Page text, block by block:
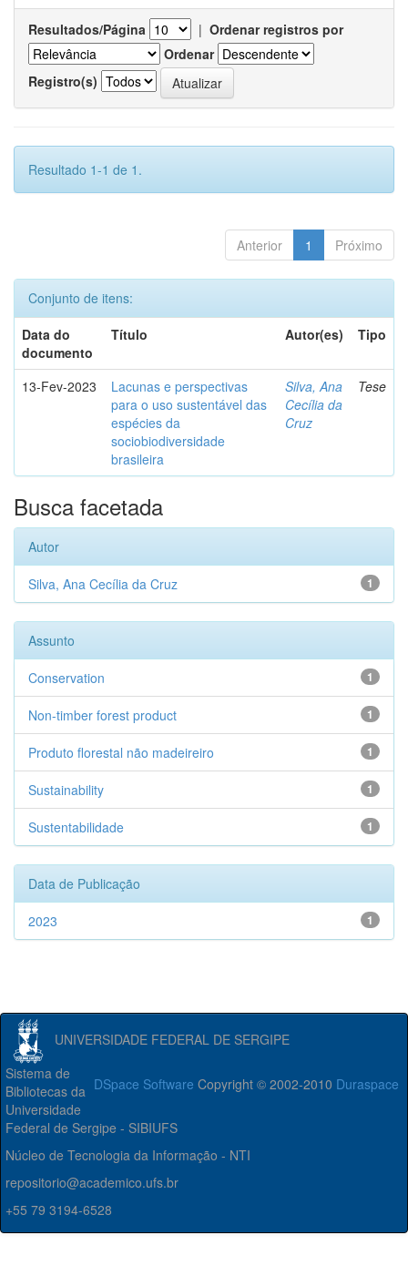
Resultados/Página | Ordenar registros por
Ordenar
Registro(s)
Resultado 1-1 de 1.
Anterior 1 Próximo
Conjunto de itens:
Data do
documento
Título Autor(es) Tipo
13-Fev-2023
Lacunas e perspectivas
para o uso sustentável das
espécies da
sociobiodiversidade
brasileira
Silva, Ana
Cecília da
Cruz
Tese
Busca facetada
Autor
1
Silva, Ana Cecília da Cruz
Assunto
1
Conservation
1
Non-timber forest product
1
Produto florestal não madeireiro
1
Sustainability
1
Sustentabilidade
Data de Publicação
1
2023
UNIVERSIDADE FEDERAL DE SERGIPE
DSpace Software Copyright © 2002-2010 Duraspace
Sistema de
Bibliotecas da
Universidade
Federal de Sergipe - SIBIUFS
Núcleo de Tecnologia da Informação - NTI
repositorio@academico.ufs.br
+55 79 3194-6528